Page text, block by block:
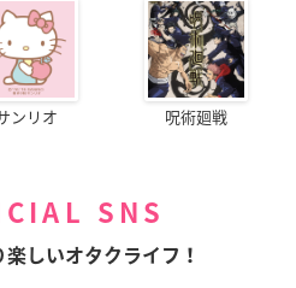
ンリオ 呪術廻戦
SNS
しいオタクライフ！